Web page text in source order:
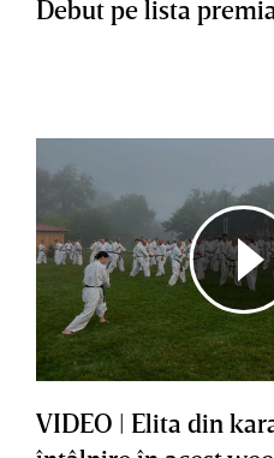
Debut pe lista
VIDEO | Elita din